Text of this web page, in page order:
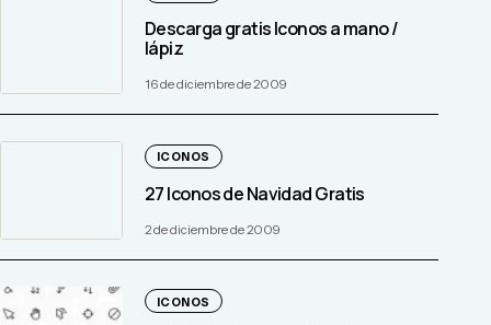
Descarga gratis Iconos a mano /
lápiz
16 de diciembre de 2009
ICONOS
27 Iconos de Navidad Gratis
2 de diciembre de 2009
ICONOS